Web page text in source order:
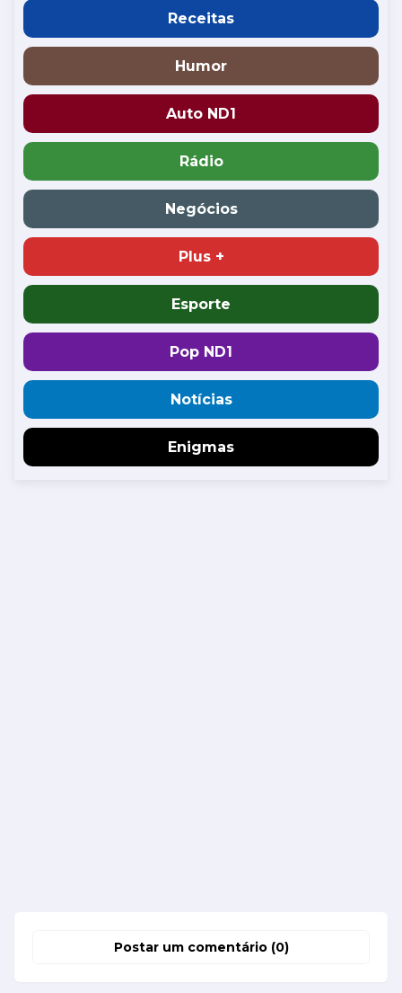
Receitas
Humor
Auto ND1
Rádio
Negócios
Plus +
Esporte
Pop ND1
Notícias
Enigmas
Postar um comentário (0)